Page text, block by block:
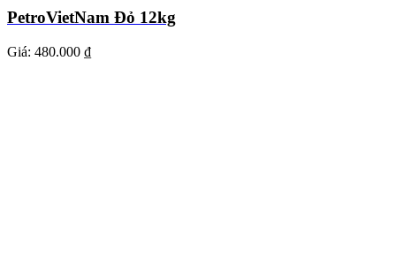
PetroVietNam Đỏ 12kg
Giá: 480.000 ₫